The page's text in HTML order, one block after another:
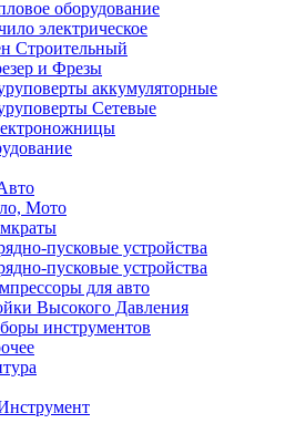
оборудование
электрическое
Строительный
и Фрезы
аккумуляторные
Сетевые
Мото
пусковые устройства
пусковые устройства
для авто
Высокого Давления
инструментов